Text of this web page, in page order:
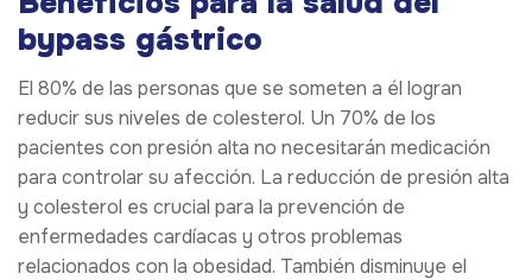
bypass gástrico
El 80% de las personas que se someten a él logran
reducir sus niveles de colesterol. Un 70% de los
pacientes con presión alta no necesitarán medicación
para controlar su afección. La reducción de presión alta
y colesterol es crucial para la prevención de
enfermedades cardíacas y otros problemas
relacionados con la obesidad. También disminuye el